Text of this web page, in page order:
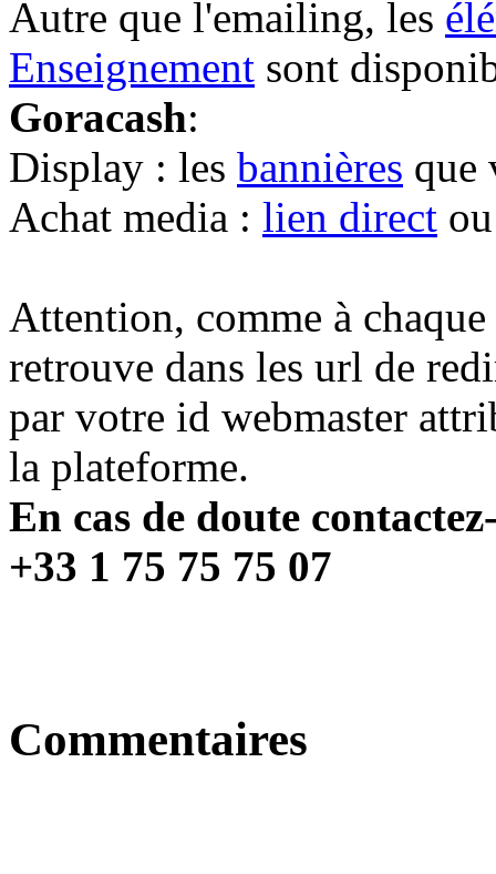
Autre que l'emailing, les
Enseignement sont
Goracash:
Display : les bannières que
Achat media : lien direct
Attention, comme à
retrouve dans les url de
par votre id webmaster
la plateforme.
En cas de doute
+33 1 75 75 75 07
Commentaires